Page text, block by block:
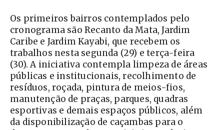
Os primeiros bairros contemplados pelo
cronograma são Recanto da Mata, Jardim
Caribe e Jardim Kayabi, que recebem os
trabalhos nesta segunda (29) e terça-feira
(30). A iniciativa contempla limpeza de áreas
públicas e institucionais, recolhimento de
resíduos, roçada, pintura de meios-fios,
manutenção de praças, parques, quadras
esportivas e demais espaços públicos, além
da disponibilização de caçambas para o